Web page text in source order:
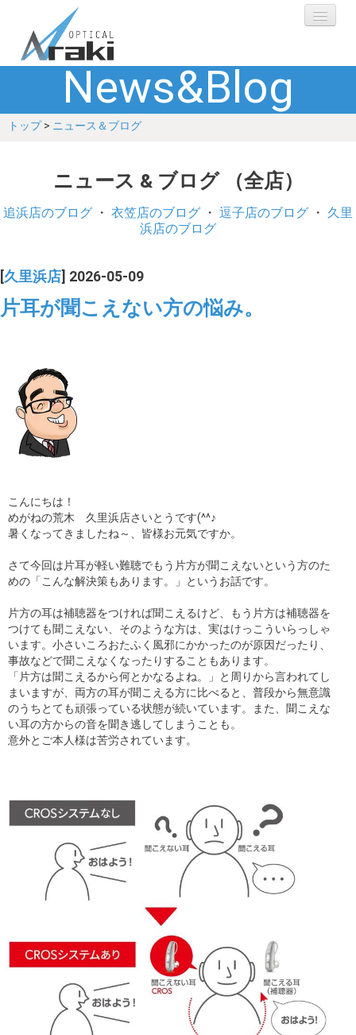
選ばれる理由
ブランド
補聴器
ギャラリー
コラム
ブログ
採用
News&Blog
トップ> ニュース＆ブログ
ニュース & ブログ （全店）
追浜店のブログ ・ 衣笠店のブログ ・ 逗子店のブログ ・ 久里
浜店のブログ
久里浜店 ] 2026-05-09
片耳が聞こえない方の悩み。
こんにちは！
めがねの荒木 久里浜店さいとうです(^^♪
暑くなってきましたね～、皆様お元気ですか。
さて今回は片耳が軽い難聴でもう片方が聞こえないという方のた
めの「こんな解決策もあります。」というお話です。
片方の耳は補聴器をつければ聞こえるけど、もう片方は補聴器を
つけても聞こえない、そのような方は、実はけっこういらっしゃ
います。小さいころおたふく風邪にかかったのが原因だったり、
事故などで聞こえなくなったりすることもあります。
「片方は聞こえるから何とかなるよね。」と周りから言われてし
まいますが、両方の耳が聞こえる方に比べると、普段から無意識
のうちとても頑張っている状態が続いています。また、聞こえな
い耳の方からの音を聞き逃してしまうことも。
意外とご本人様は苦労されています。